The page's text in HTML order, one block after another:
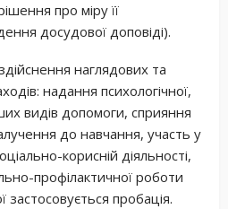
про міру її
досудової доповіді).
наглядових та
надання психологічної,
видів допомоги, сприяння
до навчання, участь у
корисній діяльності,
профілактичної роботи
застосовується пробація.